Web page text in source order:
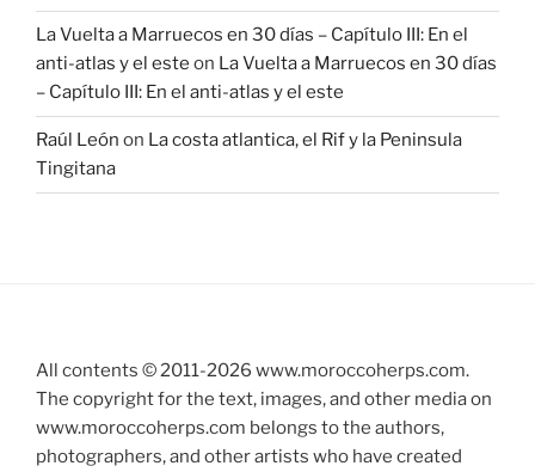
La Vuelta a Marruecos en 30 días – Capítulo III: En el
anti-atlas y el este on La Vuelta a Marruecos en 30 días
– Capítulo III: En el anti-atlas y el este
Raúl León on La costa atlantica, el Rif y la Peninsula
Tingitana
All contents © 2011-2026 www.moroccoherps.com.
The copyright for the text, images, and other media on
www.moroccoherps.com belongs to the authors,
photographers, and other artists who have created